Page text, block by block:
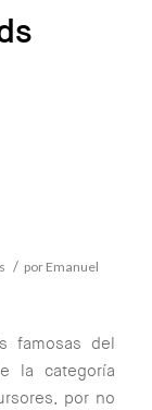
/ por Emanuel
famosas del
la categoría
por no